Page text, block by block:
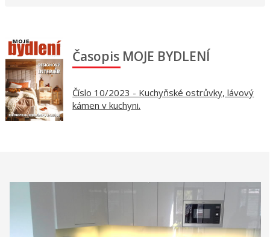
Časopis MOJE BYDLENÍ
Číslo 10/2023 - Kuchyňské ostrůvky, lávový
kámen v kuchyni.